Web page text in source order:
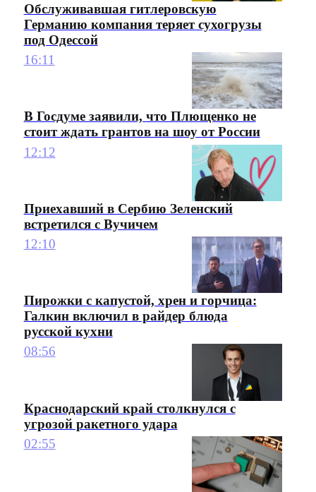
Обслуживавшая гитлеровскую
Германию компания теряет сухогрузы
под Одессой
16:11
В Госдуме заявили, что Плющенко не
стоит ждать грантов на шоу от России
12:12
Приехавший в Сербию Зеленский
встретился с Вучичем
12:10
Пирожки с капустой, хрен и горчица:
Галкин включил в райдер блюда
русской кухни
08:56
Краснодарский край столкнулся с
угрозой ракетного удара
02:55